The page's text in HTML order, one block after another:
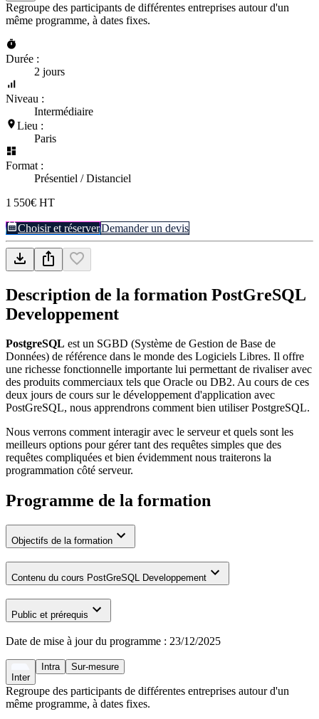
Regroupe des participants de différentes entreprises autour d'un
même programme, à dates fixes.
Durée :
2 jours
Niveau :
Intermédiaire
Lieu :
Paris
Format :
Présentiel / Distanciel
1 550€ HT
Choisir et réserverDemander un devis
Description de la formation PostGreSQL
Developpement
PostgreSQL est un SGBD (Système de Gestion de Base de
Données) de référence dans le monde des Logiciels Libres. Il offre
une richesse fonctionnelle importante lui permettant de rivaliser avec
des produits commerciaux tels que Oracle ou DB2. Au cours de ces
deux jours de cours sur le développement d'application avec
PostGreSQL, nous apprendrons comment bien utiliser PostgreSQL.
Nous verrons comment interagir avec le serveur et quels sont les
meilleurs options pour gérer tant des requêtes simples que des
requêtes compliquées et bien évidemment nous traiterons la
programmation côté serveur.
Programme de la formation
Objectifs de la formation
Contenu du cours PostGreSQL Developpement
Public et prérequis
Date de mise à jour du programme : 23/12/2025
Inter
Intra Sur-mesure
Regroupe des participants de différentes entreprises autour d'un
même programme, à dates fixes.